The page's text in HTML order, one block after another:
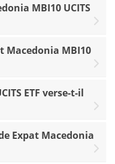
MBI10 UCITS
Macedonia MBI10
ETF verse-t-il
Expat Macedonia